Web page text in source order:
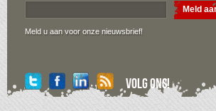
Meld
Meld u aan voor onze nieuwsbrief!
Volg ons!